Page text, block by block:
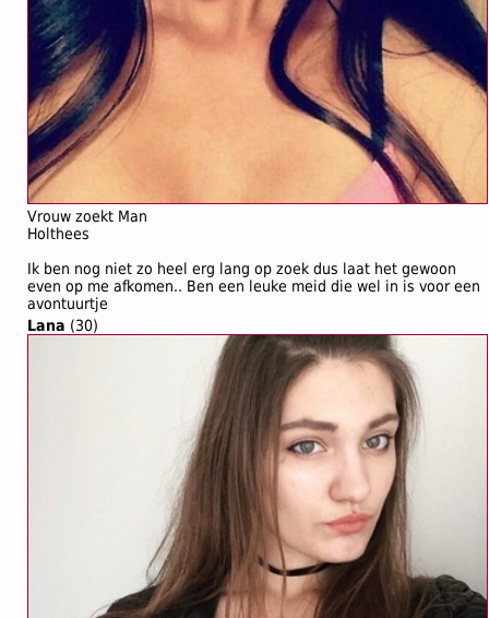
Vrouw zoekt Man
Holthees
Ik ben nog niet zo heel erg lang op zoek dus laat het gewoon
even op me afkomen.. Ben een leuke meid die wel in is voor een
avontuurtje
Lana (30)